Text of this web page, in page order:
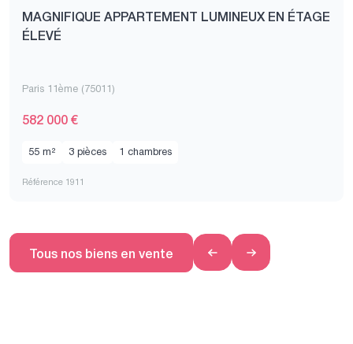
MAGNIFIQUE APPARTEMENT LUMINEUX EN ÉTAGE
ÉLEVÉ
Paris 11ème (75011)
582 000 €
55 m² 3 pièces 1 chambres
Référence 1911
Tous nos biens en vente